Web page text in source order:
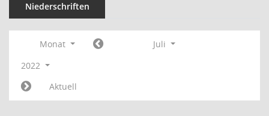
Niederschriften
Monat
Juli
2022
Aktuell